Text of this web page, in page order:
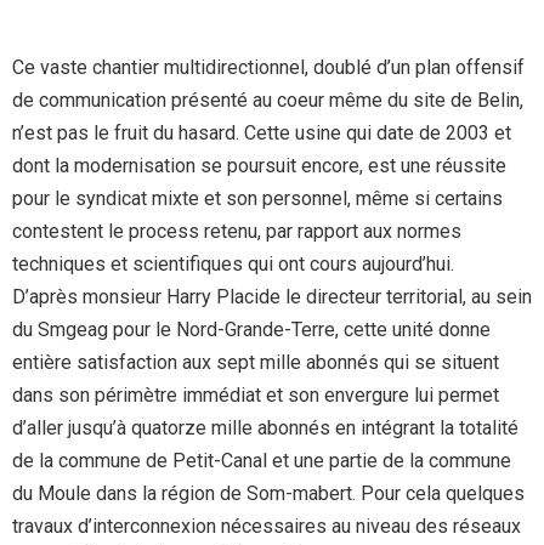
Ce vaste chantier multidirectionnel, doublé d’un plan offensif
de communication présenté au coeur même du site de Belin,
n’est pas le fruit du hasard. Cette usine qui date de 2003 et
dont la modernisation se poursuit encore, est une réussite
pour le syndicat mixte et son personnel, même si certains
contestent le process retenu, par rapport aux normes
techniques et scientifiques qui ont cours aujourd’hui.
D’après monsieur Harry Placide le directeur territorial, au sein
du Smgeag pour le Nord-Grande-Terre, cette unité donne
entière satisfaction aux sept mille abonnés qui se situent
dans son périmètre immédiat et son envergure lui permet
d’aller jusqu’à quatorze mille abonnés en intégrant la totalité
de la commune de Petit-Canal et une partie de la commune
du Moule dans la région de Som-mabert. Pour cela quelques
travaux d’interconnexion nécessaires au niveau des réseaux